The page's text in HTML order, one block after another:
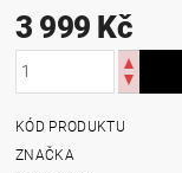
3 999 Kč
KÓD PRODUKTU
ZNAČKA